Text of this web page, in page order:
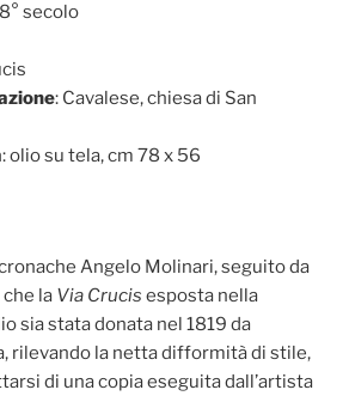
secolo
: Cavalese, chiesa di San
: olio su tela, cm 78 x 56
Angelo Molinari, seguito da
la Via Crucis esposta nella
sia stata donata nel 1819 da
rilevando la netta difformità di stile,
di una copia eseguita dall’artista